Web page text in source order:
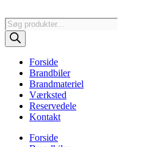
Products
search
Forside
Brandbiler
Brandmateriel
Værksted
Reservedele
Kontakt
Forside